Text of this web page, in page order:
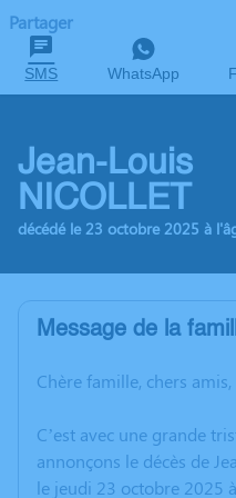
Partager
SMS WhatsApp
Jean-Louis
NICOLLET
décédé le 23 octobre 2025 à
Message de la
Chère famille, chers amis,
C’est avec une grande
annonçons le décès de
le jeudi 23 octobre 2025